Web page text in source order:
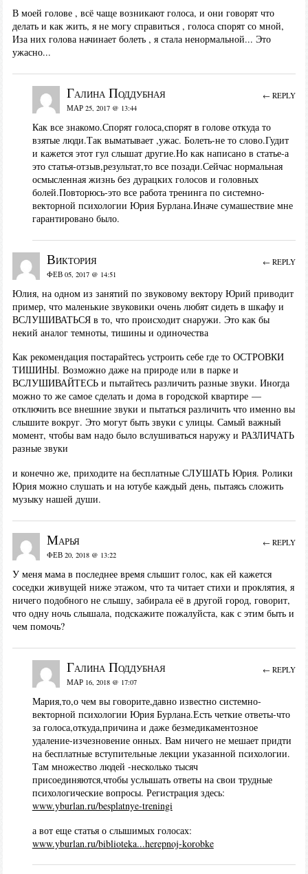
В моей голове , всё чаще возникают голоса, и они говорят что
делать и как жить, я не могу справиться , голоса спорят со мной,
Иза них голова начинает болеть , я стала ненормальной... Это
ужасно...
Галина Поддубная
МАР 25, 2017 @ 13:44
Как все знакомо.Спорят голоса,спорят в голове откуда то
взятые люди.Так выматывает ,ужас. Болеть-не то слово.Гудит
и кажется этот гул слышат другие.Но как написано в статье-а
это статья-отзыв,результат,то все позади.Сейчас нормальная
осмысленная жизнь без дурацких голосов и головных
болей.Повторюсь-это все работа тренинга по системно-
векторной психологии Юрия Бурлана.Иначе сумашествие мне
гарантировано было.
← REPLY
Виктория
ФЕВ 05, 2017 @ 14:51
Юлия, на одном из занятий по звуковому вектору Юрий приводит
пример, что маленькие звуковики очень любят сидеть в шкафу и
ВСЛУШИВАТЬСЯ в то, что происходит снаружи. Это как бы
некий аналог темноты, тишины и одиночества
Как рекомендация постарайтесь устроить себе где то ОСТРОВКИ
ТИШИНЫ. Возможно даже на природе или в парке и
ВСЛУШИВАЙТЕСЬ и пытайтесь различить разные звуки. Иногда
можно то же самое сделать и дома в городской квартире —
отключить все внешние звуки и пытаться различить что именно вы
слышите вокруг. Это могут быть звуки с улицы. Самый важный
момент, чтобы вам надо было вслушиваться наружу и РАЗЛИЧАТЬ
разные звуки
и конечно же, приходите на бесплатные СЛУШАТЬ Юрия. Ролики
Юрия можно слушать и на ютубе каждый день, пытаясь сложить
музыку нашей души.
← REPLY
Марья
ФЕВ 20, 2018 @ 13:22
У меня мама в последнее время слышит голос, как ей кажется
соседки живущей ниже этажом, что та читает стихи и проклятия, я
ничего подобного не слышу, забирала её в другой город, говорит,
что одну ночь слышала, подскажите пожалуйста, как с этим быть и
чем помочь?
← REPLY
Галина Поддубная
МАР 16, 2018 @ 17:07
Мария,то,о чем вы говорите,давно известно системно-
векторной психологии Юрия Бурлана.Есть четкие ответы-что
за голоса,откуда,причина и даже безмедикаментозное
удаление-изчезновение онных. Вам ничего не мешает придти
на бесплатные вступительные лекции указанной психологии.
Там множество людей -несколько тысяч
присоединяются,чтобы услышать ответы на свои трудные
психологические вопросы. Регистрация здесь:
www.yburlan.ru/besplatnye-treningi
а вот еще статья о слышимых голосах:
www.yburlan.ru/biblioteka...herepnoj-korobke
← REPLY